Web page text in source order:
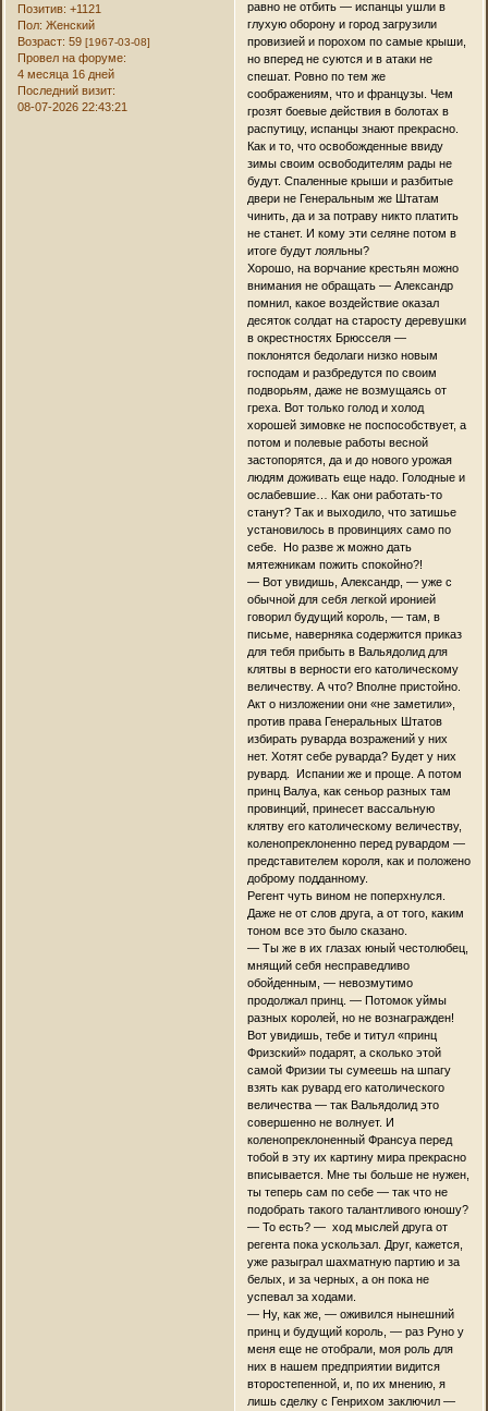
Позитив: +1121
Пол: Женский
Возраст: 59[1967-03-08]
Провел на форуме:
4 месяца 16 дней
Последний визит:
08-07-2026 22:43:21
равно не отбить — испанцы ушли в
глухую оборону и город загрузили
провизией и порохом по самые крыши,
но вперед не суются и в атаки не
спешат. Ровно по тем же
соображениям, что и французы. Чем
грозят боевые действия в болотах в
распутицу, испанцы знают прекрасно.
Как и то, что освобожденные ввиду
зимы своим освободителям рады не
будут. Спаленные крыши и разбитые
двери не Генеральным же Штатам
чинить, да и за потраву никто платить
не станет. И кому эти селяне потом в
итоге будут лояльны?
Хорошо, на ворчание крестьян можно
внимания не обращать — Александр
помнил, какое воздействие оказал
десяток солдат на старосту деревушки
в окрестностях Брюсселя —
поклонятся бедолаги низко новым
господам и разбредутся по своим
подворьям, даже не возмущаясь от
греха. Вот только голод и холод
хорошей зимовке не поспособствует, а
потом и полевые работы весной
застопорятся, да и до нового урожая
людям доживать еще надо. Голодные и
ослабевшие… Как они работать-то
станут? Так и выходило, что затишье
установилось в провинциях само по
себе. Но разве ж можно дать
мятежникам пожить спокойно?!
— Вот увидишь, Александр, — уже с
обычной для себя легкой иронией
говорил будущий король, — там, в
письме, наверняка содержится приказ
для тебя прибыть в Вальядолид для
клятвы в верности его католическому
величеству. А что? Вполне пристойно.
Акт о низложении они «не заметили»,
против права Генеральных Штатов
избирать руварда возражений у них
нет. Хотят себе руварда? Будет у них
рувард. Испании же и проще. А потом
принц Валуа, как сеньор разных там
провинций, принесет вассальную
клятву его католическому величеству,
коленопреклоненно перед рувардом —
представителем короля, как и положено
доброму подданному.
Регент чуть вином не поперхнулся.
Даже не от слов друга, а от того, каким
тоном все это было сказано.
— Ты же в их глазах юный честолюбец,
мнящий себя несправедливо
обойденным, — невозмутимо
продолжал принц. — Потомок уймы
разных королей, но не вознагражден!
Вот увидишь, тебе и титул «принц
Фризский» подарят, а сколько этой
самой Фризии ты сумеешь на шпагу
взять как рувард его католического
величества — так Вальядолид это
совершенно не волнует. И
коленопреклоненный Франсуа перед
тобой в эту их картину мира прекрасно
вписывается. Мне ты больше не нужен,
ты теперь сам по себе — так что не
подобрать такого талантливого юношу?
— То есть? — ход мыслей друга от
регента пока ускользал. Друг, кажется,
уже разыграл шахматную партию и за
белых, и за черных, а он пока не
успевал за ходами.
— Ну, как же, — оживился нынешний
принц и будущий король, — раз Руно у
меня еще не отобрали, моя роль для
них в нашем предприятии видится
второстепенной, и, по их мнению, я
лишь сделку с Генрихом заключил —